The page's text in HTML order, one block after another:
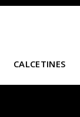
CALCETINES